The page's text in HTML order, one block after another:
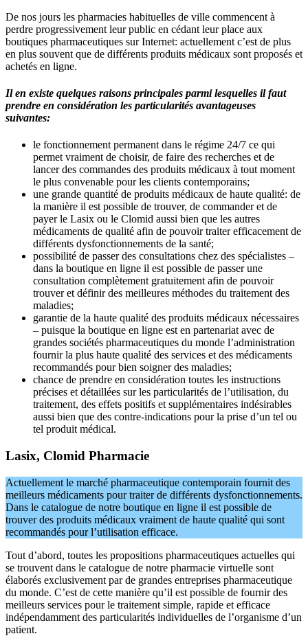
De nos jours les pharmacies habituelles de ville commencent à
perdre progressivement leur public en cédant leur place aux
boutiques pharmaceutiques sur Internet: actuellement c’est de plus
en plus souvent que de différents produits médicaux sont proposés et
achetés en ligne.
Il en existe quelques raisons principales parmi lesquelles il faut
prendre en considération les particularités avantageuses
suivantes:
le fonctionnement permanent dans le régime 24/7 ce qui
permet vraiment de choisir, de faire des recherches et de
lancer des commandes des produits médicaux à tout moment
le plus convenable pour les clients contemporains;
une grande quantité de produits médicaux de haute qualité: de
la manière il est possible de trouver, de commander et de
payer le Lasix ou le Clomid aussi bien que les autres
médicaments de qualité afin de pouvoir traiter efficacement de
différents dysfonctionnements de la santé;
possibilité de passer des consultations chez des spécialistes –
dans la boutique en ligne il est possible de passer une
consultation complètement gratuitement afin de pouvoir
trouver et définir des meilleures méthodes du traitement des
maladies;
garantie de la haute qualité des produits médicaux nécessaires
– puisque la boutique en ligne est en partenariat avec de
grandes sociétés pharmaceutiques du monde l’administration
fournir la plus haute qualité des services et des médicaments
recommandés pour bien soigner des maladies;
chance de prendre en considération toutes les instructions
précises et détaillées sur les particularités de l’utilisation, du
traitement, des effets positifs et supplémentaires indésirables
aussi bien que des contre-indications pour la prise d’un tel ou
tel produit médical.
Lasix, Clomid Pharmacie
Actuellement le marché pharmaceutique contemporain fournit des
meilleurs médicaments pour traiter de différents dysfonctionnements.
Dans le catalogue de notre boutique en ligne il est possible de
trouver des produits médicaux vraiment de haute qualité qui sont
recommandés pour l’utilisation efficace.
Tout d’abord, toutes les propositions pharmaceutiques actuelles qui
se trouvent dans le catalogue de notre pharmacie virtuelle sont
élaborés exclusivement par de grandes entreprises pharmaceutique
du monde. C’est de cette manière qu’il est possible de fournir des
meilleurs services pour le traitement simple, rapide et efficace
indépendamment des particularités individuelles de l’organisme d’un
patient.